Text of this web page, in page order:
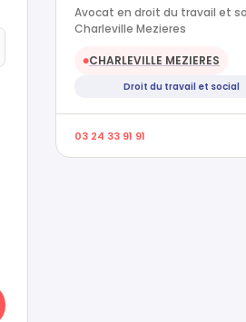
Avocat en droit du travail et
Charleville Mezieres
●CHARLEVILLE MEZIERES
Droit du travail et social
03 24 33 91 91